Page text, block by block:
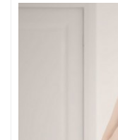
Երեխաների
Լավագույն